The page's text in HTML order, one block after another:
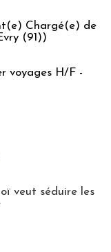
Chargé(e) de
(91))
voyages H/F -
veut séduire les